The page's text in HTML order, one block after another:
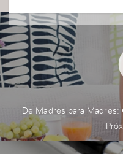
lar
De Madres para Madres: